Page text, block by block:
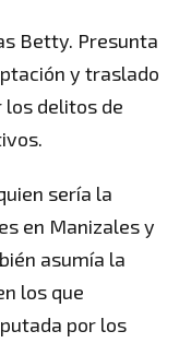
Betty. Presunta
y traslado
los delitos de
sería la
en Manizales y
asumía la
los que
por los